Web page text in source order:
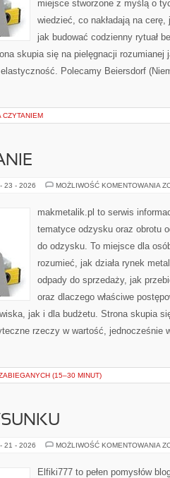
miejsce stworzone z myślą o
wiedzieć, co nakładają na cerę,
jak budować codzienny rytuał
skupia się na pielęgnacji rozumianej
Polecamy Beiersdorf
CZYTANIEM
23 - 2026 MOŻLIWOŚĆ KOMENTOWANIA
makmetalik.pl to serwis
tematyce odzysku oraz obrotu
do odzysku. To miejsce dla
rozumieć, jak działa rynek
odpady do sprzedaży, jak
oraz dlaczego właściwe
jak i dla budżetu. Strona skupia
rzeczy w wartość, jednocześnie
(15–30 MINUT)
21 - 2026 MOŻLIWOŚĆ KOMENTOWANIA
Elfiki777 to pełen pomysłów